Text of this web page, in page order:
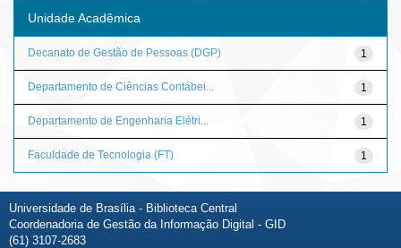
Unidade Acadêmica
1
Decanato de Gestão de Pessoas (DGP)
1
Departamento de Ciências Contábei...
1
Departamento de Engenharia Elétri...
1
Faculdade de Tecnologia (FT)
Universidade de Brasília - Biblioteca Central
Coordenadoria de Gestão da Informação Digital - GID
(61) 3107-2683